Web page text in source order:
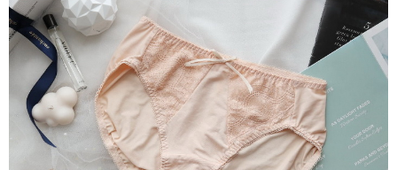
貨到付款
每筆NT$110，滿NT$1,000(含以上)免運費
國際配送 查看運費